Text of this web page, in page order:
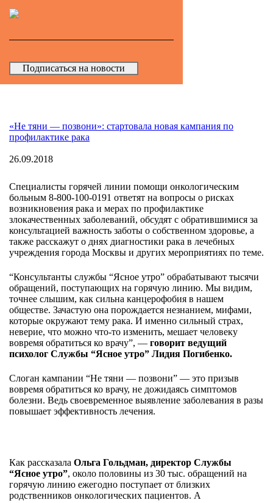
Подписаться на новости
«Не тяни — позвони»: стартовала новая кампания по
профилактике рака
26.09.2018
Специалисты горячей линии помощи онкологическим
больным 8-800-100-0191 ответят на вопросы о рисках
возникновения рака и мерах по профилактике
злокачественных заболеваний, обсудят с обратившимися за
консультацией важность заботы о собственном здоровье, а
также расскажут о днях диагностики рака в лечебных
учреждения города Москвы и других мероприятиях по теме.
“Консультанты службы “Ясное утро” обрабатывают тысячи
обращений, поступающих на горячую линию. Мы видим,
точнее слышим, как сильна канцерофобия в нашем
обществе. Зачастую она порождается незнанием, мифами,
которые окружают тему рака. И именно сильный страх,
неверие, что можно что-то изменить, мешает человеку
вовремя обратиться ко врачу”, — говорит ведущий
психолог Службы “Ясное утро” Лидия Погибенко.
Слоган кампании “Не тяни — позвони” — это призыв
вовремя обратиться ко врачу, не дожидаясь симптомов
болезни. Ведь своевременное выявление заболевания в разы
повышает эффективность лечения.
Как рассказала Ольга Гольдман, директор Службы
“Ясное утро”, около половины из 30 тыс. обращений на
горячую линию ежегодно поступает от близких
родственников онкологических пациентов. А